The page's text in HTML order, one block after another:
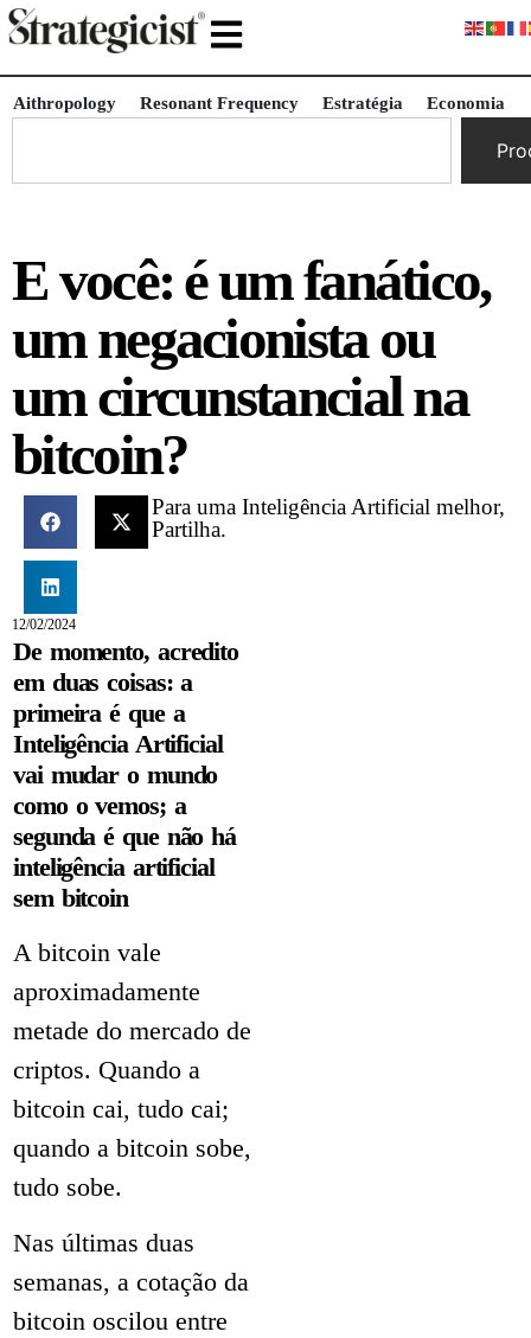
Aithropology Resonant Frequency Estratégia Economia
E você: é um fanático,
um negacionista ou
um circunstancial na
bitcoin?
Para uma Inteligência Artificial melhor,
Partilha.
12/02/2024
De momento, acredito
em duas coisas: a
primeira é que a
Inteligência Artificial
vai mudar o mundo
como o vemos; a
segunda é que não há
inteligência artificial
sem bitcoin
A bitcoin vale
aproximadamente
metade do mercado de
criptos. Quando a
bitcoin cai, tudo cai;
quando a bitcoin sobe,
tudo sobe.
Nas últimas duas
semanas, a cotação da
bitcoin oscilou entre